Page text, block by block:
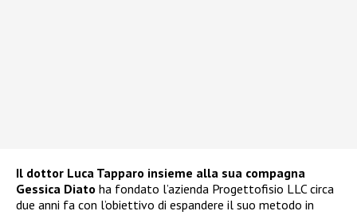
Il dottor Luca Tapparo insieme alla sua compagna
Gessica Diato ha fondato l’azienda Progettofisio LLC circa
due anni fa con l’obiettivo di espandere il suo metodo in